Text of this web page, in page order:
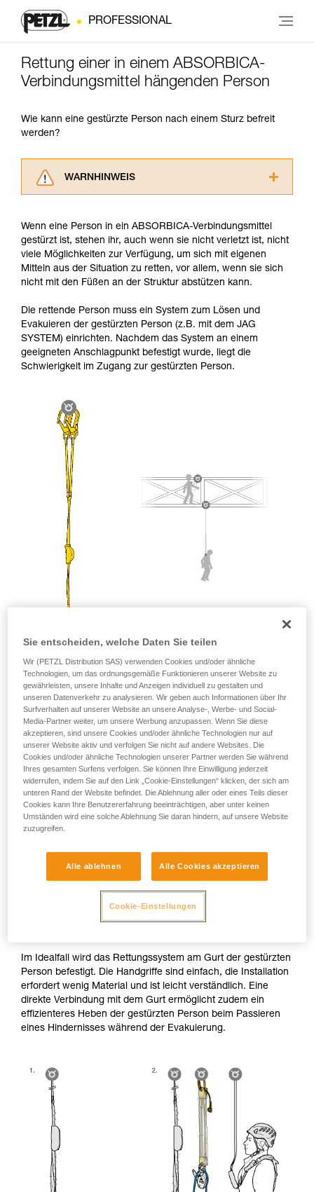
PROFESSIONAL
Rettung einer in einem ABSORBICA-
Verbindungsmittel hängenden Person
Wie kann eine gestürzte Person nach einem Sturz befreit
werden?
WARNHINWEIS
aufmerksam durch, bevor Sie diesen zu Rate
ziehen. Um diese Zusatzinformationen
verstehen zu können, müssen Sie zuerst die in
der Gebrauchsanweisung enthaltenen
Informationen richtig verstanden haben.
entsprechende Ausbildung und ein spezielles
Training voraus. Prüfen Sie zusammen mit
einem Profi, ob Sie in der Lage sind, den
Vorgang alleine sicher zu wiederholen, bevor
Sie ihn eigenständig durchführen.
verbundenen Techniken. Möglicherweise gibt es
noch andere Techniken, die hier nicht
beschrieben werden.
Wenn eine Person in ein ABSORBICA-Verbindungsmittel
gestürzt ist, stehen ihr, auch wenn sie nicht verletzt ist, nicht
viele Möglichkeiten zur Verfügung, um sich mit eigenen
Mitteln aus der Situation zu retten, vor allem, wenn sie sich
nicht mit den Füßen an der Struktur abstützen kann.
Die rettende Person muss ein System zum Lösen und
Evakuieren der gestürzten Person (z.B. mit dem JAG
SYSTEM) einrichten. Nachdem das System an einem
geeigneten Anschlagpunkt befestigt wurde, liegt die
Schwierigkeit im Zugang zur gestürzten Person.
Wenn die Möglichkeit besteht, sich in
den Gurt der gestürzten Person
einzuhängen
Im Idealfall wird das Rettungssystem am Gurt der gestürzten
Person befestigt. Die Handgriffe sind einfach, die Installation
erfordert wenig Material und ist leicht verständlich. Eine
direkte Verbindung mit dem Gurt ermöglicht zudem ein
effizienteres Heben der gestürzten Person beim Passieren
eines Hindernisses während der Evakuierung.
Sie entscheiden, welche Daten Sie teilen
Wir (PETZL Distribution SAS) verwenden Cookies und/oder ähnliche
Technologien, um das ordnungsgemäße Funktionieren unserer Website zu
gewährleisten, unsere Inhalte und Anzeigen individuell zu gestalten und
unseren Datenverkehr zu analysieren. Wir geben auch Informationen über Ihr
Surfverhalten auf unserer Website an unsere Analyse-, Werbe- und Social-
Media-Partner weiter, um unsere Werbung anzupassen. Wenn Sie diese
akzeptieren, sind unsere Cookies und/oder ähnliche Technologien nur auf
unserer Website aktiv und verfolgen Sie nicht auf andere Websites. Die
Cookies und/oder ähnliche Technologien unserer Partner werden Sie während
Ihres gesamten Surfens verfolgen. Sie können Ihre Einwilligung jederzeit
widerrufen, indem Sie auf den Link „Cookie-Einstellungen“ klicken, der sich am
unteren Rand der Website befindet. Die Ablehnung aller oder eines Teils dieser
Cookies kann Ihre Benutzererfahrung beeinträchtigen, aber unter keinen
Umständen wird eine solche Ablehnung Sie daran hindern, auf unsere Website
zuzugreifen.
Alle ablehnen Alle Cookies akzeptieren
Cookie-Einstellungen